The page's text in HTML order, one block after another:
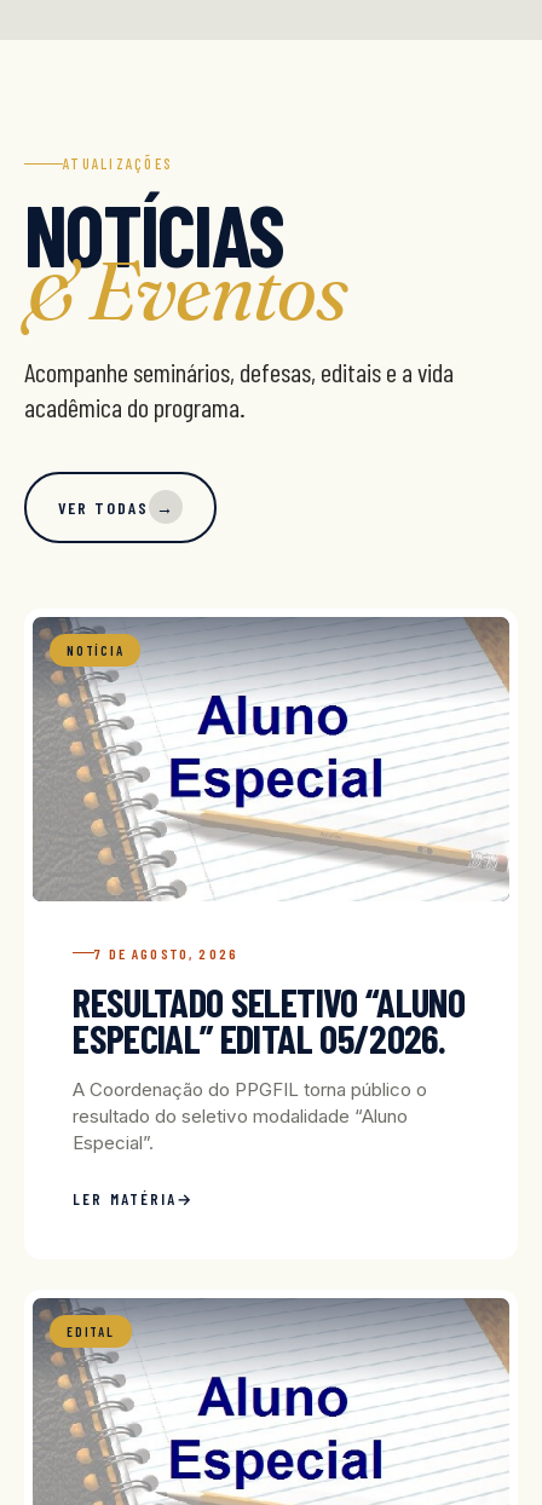
ATUALIZAÇÕES
NOTÍCIAS
& Eventos
Acompanhe seminários, defesas, editais e a vida
acadêmica do programa.
VER TODAS →
NOTÍCIA
7 DE AGOSTO, 2026
RESULTADO SELETIVO “ALUNO
ESPECIAL” EDITAL 05/2026.
A Coordenação do PPGFIL torna público o
resultado do seletivo modalidade “Aluno
Especial”.
LER MATÉRIA
EDITAL